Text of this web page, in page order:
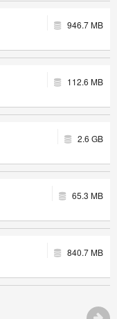
946.7 MB
112.6 MB
2.6 GB
65.3 MB
840.7 MB